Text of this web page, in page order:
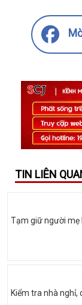
TIN LIÊN
Tạm giữ người mẹ
Kiểm tra nhà nghỉ,